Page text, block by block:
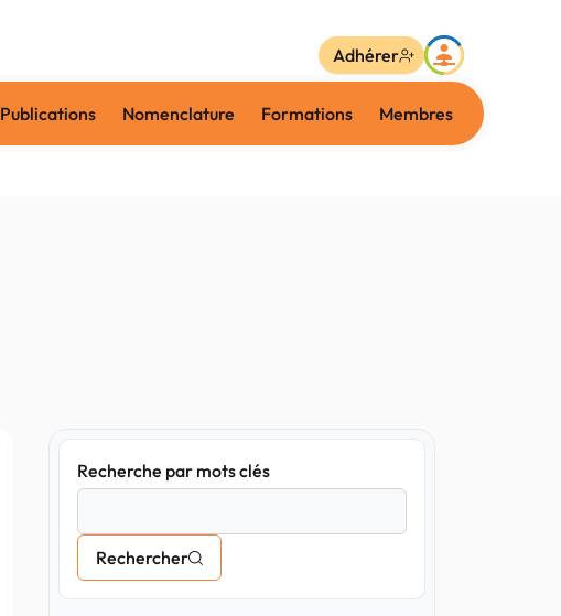
Publications Nomenclature Formations Membres
Adhérer
Recherche par mots clés
Rechercher